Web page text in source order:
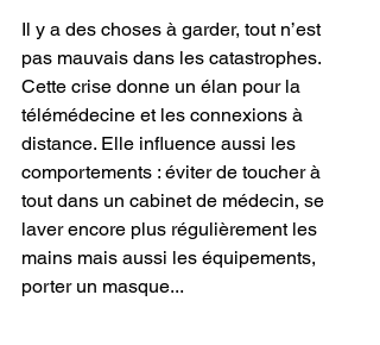
Il y a des choses à garder, tout n’est
pas mauvais dans les catastrophes.
Cette crise donne un élan pour la
télémédecine et les connexions à
distance. Elle influence aussi les
comportements : éviter de toucher à
tout dans un cabinet de médecin, se
laver encore plus régulièrement les
mains mais aussi les équipements,
porter un masque...